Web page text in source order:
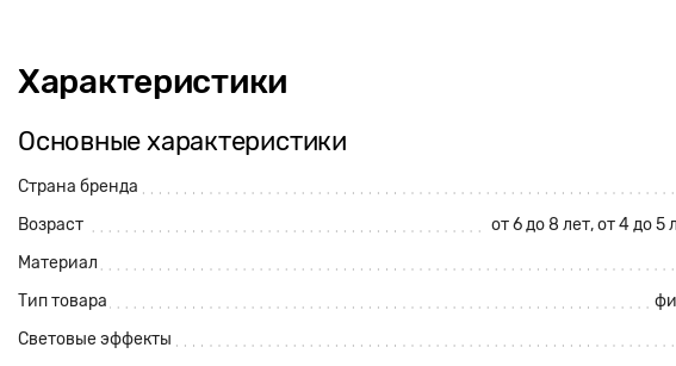
Характеристики
Основные характеристики
Страна бренда
Возраст
от 6 до 8 лет, от 4 до 5
Материал
Тип товара
Световые эффекты